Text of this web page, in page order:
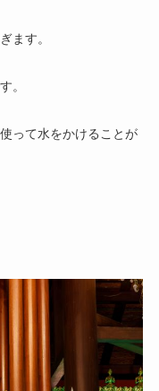
ます。
。
って水をかけることが